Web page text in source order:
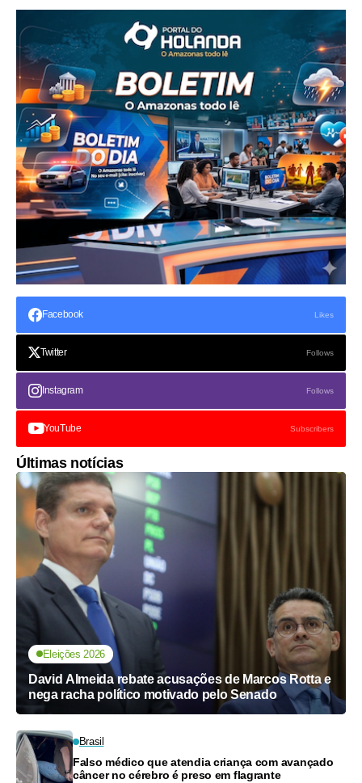
Facebook Likes
Twitter Follows
Instagram Follows
YouTube Subscribers
Últimas notícias
Eleições 2026
David Almeida rebate acusações de Marcos Rotta e
nega racha político motivado pelo Senado
Brasil
Falso médico que atendia criança com avançado
câncer no cérebro é preso em flagrante